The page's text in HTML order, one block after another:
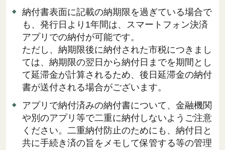
納付書表面に記載の納期限を過ぎている場合で
も、発行日より1年間は、スマートフォン決済
アプリでの納付が可能です。
ただし、納期限後に納付された市税につきまし
ては、納期限の翌日から納付日までを期間とし
て延滞金が計算されるため、後日延滞金の納付
書が送付される場合がございます。
アプリで納付済みの納付書について、金融機関
や別のアプリ等で二重に納付しないようご注意
ください。二重納付防止のためにも、納付日と
共に手続き済の旨をメモして保管する等の管理